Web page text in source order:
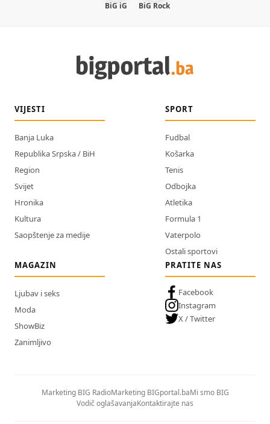
BiG iG BiG Rock
VIJESTI
Banja Luka
Republika Srpska / BiH
Region
Svijet
Hronika
Kultura
Saopštenje za medije
SPORT
Fudbal
Košarka
Tenis
Odbojka
Atletika
Formula 1
Vaterpolo
Ostali sportovi
MAGAZIN
Ljubav i seks
Moda
ShowBiz
Zanimljivo
PRATITE NAS
Facebook
Instagram
X / Twitter
Marketing BIG RadioMarketing BIGportal.baMi smo BIG
Vodič oglašavanjaKontaktirajte nas